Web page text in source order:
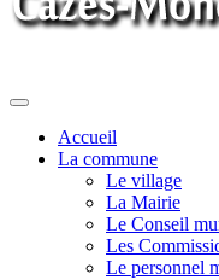
Toggle
navigationAccueil
La commune
Le village
La Mairie
Le Conseil
Les
Le personnel